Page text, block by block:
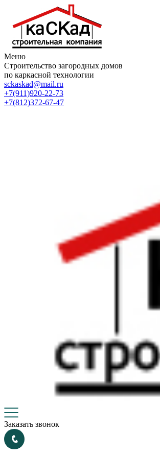
Меню
Строительство загородных домов
по каркасной технологии
sckaskad@mail.ru
+7(911)920-22-73
+7(812)372-67-47
Заказать звонок